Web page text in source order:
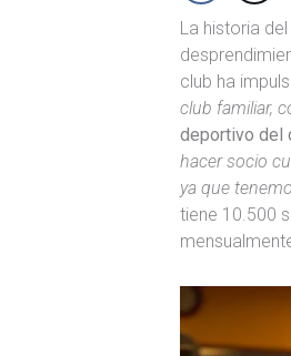
La historia del
club ha
club familiar,
deportivo del
hacer socio
ya que
tiene 10.500